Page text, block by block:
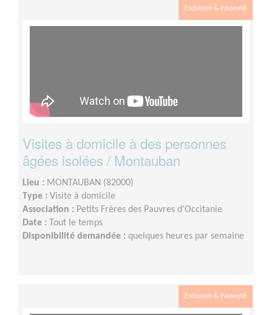
Exclusion & Pauvreté
Visites à domicile à des personnes
âgées isolées / Montauban
Lieu : MONTAUBAN (82000)
Type : Visite à domicile
Association : Petits Frères des Pauvres d'Occitanie
Date : Tout le temps
Disponibilité demandée : quelques heures par semaine
Exclusion & Pauvreté